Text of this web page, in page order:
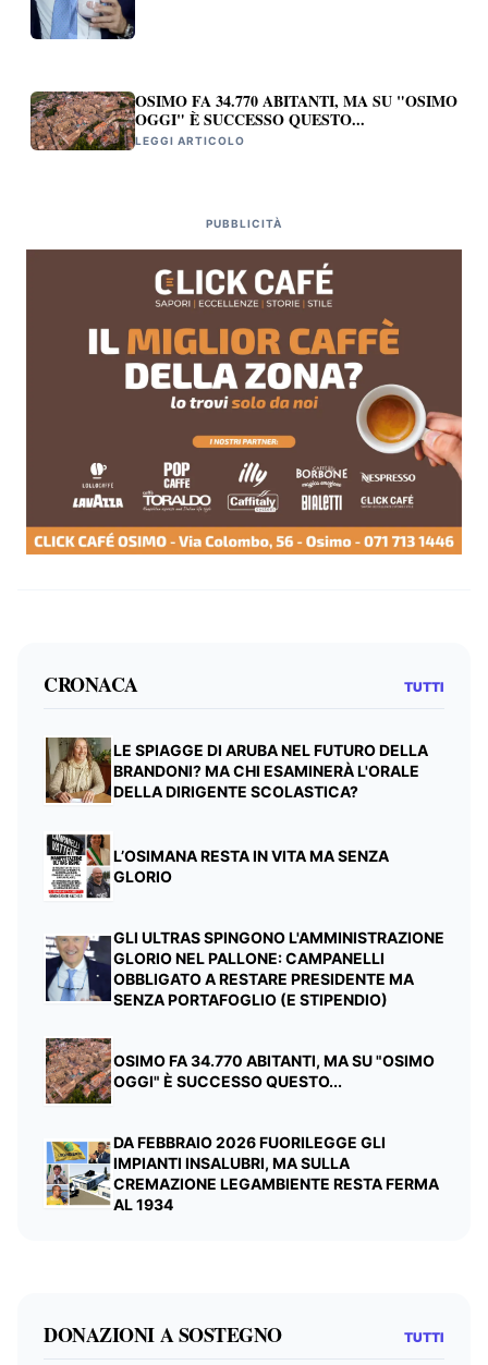
OSIMO FA 34.770 ABITANTI, MA SU "OSIMO
OGGI" È SUCCESSO QUESTO...
LEGGI ARTICOLO
PUBBLICITÀ
CRONACA TUTTI
LE SPIAGGE DI ARUBA NEL FUTURO DELLA
BRANDONI? MA CHI ESAMINERÀ L'ORALE
DELLA DIRIGENTE SCOLASTICA?
L’OSIMANA RESTA IN VITA MA SENZA
GLORIO
GLI ULTRAS SPINGONO L'AMMINISTRAZIONE
GLORIO NEL PALLONE: CAMPANELLI
OBBLIGATO A RESTARE PRESIDENTE MA
SENZA PORTAFOGLIO (E STIPENDIO)
OSIMO FA 34.770 ABITANTI, MA SU "OSIMO
OGGI" È SUCCESSO QUESTO...
DA FEBBRAIO 2026 FUORILEGGE GLI
IMPIANTI INSALUBRI, MA SULLA
CREMAZIONE LEGAMBIENTE RESTA FERMA
AL 1934
DONAZIONI A SOSTEGNO TUTTI